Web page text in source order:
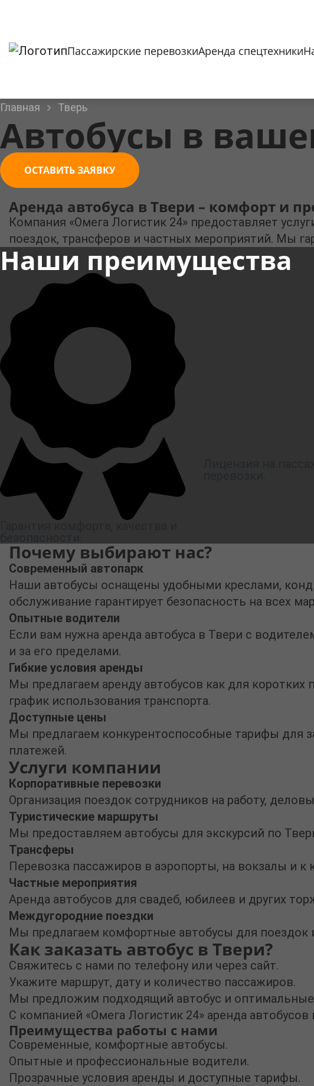
Пассажирские перевозкиАренда спецтехники
Главная Тверь
Автобусы в
ОСТАВИТЬ ЗАЯВКУ
Аренда автобуса в Твери – комфорт и
Компания «Омега Логистик 24» предоставляет
поездок, трансферов и частных мероприятий. Мы
Наши преимущества
Почему выбирают нас?
Современный автопарк
Наши автобусы оснащены удобными креслами,
обслуживание гарантирует безопасность на всех
Опытные водители
Если вам нужна аренда автобуса в Твери с
и за его пределами.
Гибкие условия аренды
Мы предлагаем аренду автобусов как для
график использования транспорта.
Доступные цены
Мы предлагаем конкурентоспособные тарифы для
платежей.
Услуги компании
Корпоративные перевозки
Организация поездок сотрудников на работу,
Туристические маршруты
Мы предоставляем автобусы для экскурсий по
Трансферы
Перевозка пассажиров в аэропорты, на вокзалы и
Частные мероприятия
Аренда автобусов для свадеб, юбилеев и других
Междугородние поездки
Мы предлагаем комфортные автобусы для поездок
Как заказать автобус в Твери?
Свяжитесь с нами по телефону или через сайт.
Укажите маршрут, дату и количество пассажиров.
Мы предложим подходящий автобус и
С компанией «Омега Логистик 24» аренда автобусов
Преимущества работы с нами
Современные, комфортные автобусы.
Опытные и профессиональные водители.
Прозрачные условия аренды и доступные тарифы.